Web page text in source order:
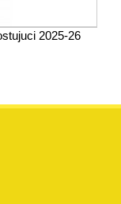
2025-26